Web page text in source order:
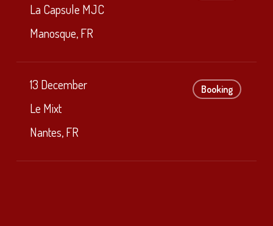
La Capsule MJC
Manosque, FR
13 December
Le Mixt
Nantes, FR
Booking